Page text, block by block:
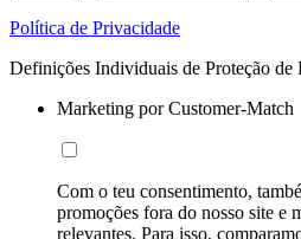
Política de Privacidade
Definições Individuais de Proteção de
Marketing por Customer-Match
Com o teu consentimento,
promoções fora do nosso site e
relevantes. Para isso,